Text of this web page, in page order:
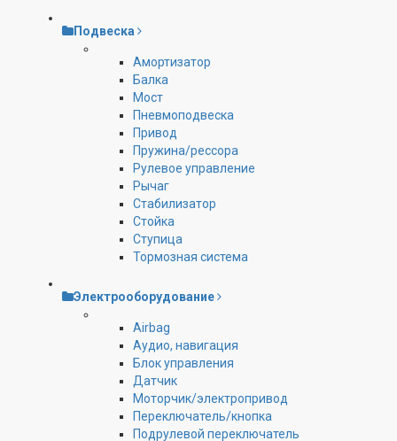
Подвеска
Амортизатор
Балка
Мост
Пневмоподвеска
Привод
Пружина/рессора
Рулевое управление
Рычаг
Стабилизатор
Стойка
Ступица
Тормозная система
Электрооборудование
Airbag
Аудио, навигация
Блок управления
Датчик
Моторчик/электропривод
Переключатель/кнопка
Подрулевой переключатель